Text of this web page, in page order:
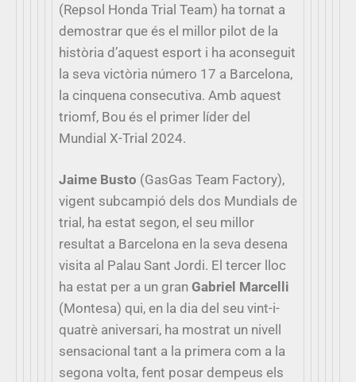
(Repsol Honda Trial Team) ha tornat a
demostrar que és el millor pilot de la
història d’aquest esport i ha aconseguit
la seva victòria número 17 a Barcelona,
la cinquena consecutiva. Amb aquest
triomf, Bou és el primer líder del
Mundial X-Trial 2024.
Jaime Busto (GasGas Team Factory),
vigent subcampió dels dos Mundials de
trial, ha estat segon, el seu millor
resultat a Barcelona en la seva desena
visita al Palau Sant Jordi. El tercer lloc
ha estat per a un gran Gabriel Marcelli
(Montesa) qui, en la dia del seu vint-i-
quatrè aniversari, ha mostrat un nivell
sensacional tant a la primera com a la
segona volta, fent posar dempeus els